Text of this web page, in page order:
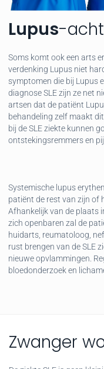
Lupus-
Soms komt ook een arts
verdenking Lupus niet
symptomen die bij Lupus
diagnose SLE zijn ze net
artsen dat de patiënt
behandeling zelf maakt
bij de SLE ziekte kunnen
ontstekingsremmers en
Systemische lupus
patiënt de rest van zijn of
Afhankelijk van de plaats
zich openbaren zal de
huidarts, reumatoloog,
rust brengen van de SLE
nieuwe opvlammingen.
bloedonderzoek en
Zwanger